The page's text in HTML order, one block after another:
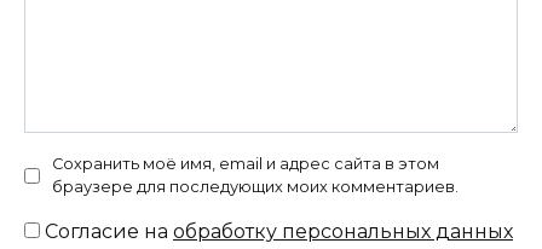
Сохранить моё имя, email и адрес сайта в этом
браузере для последующих моих комментариев.
Согласие на обработку персональных данных